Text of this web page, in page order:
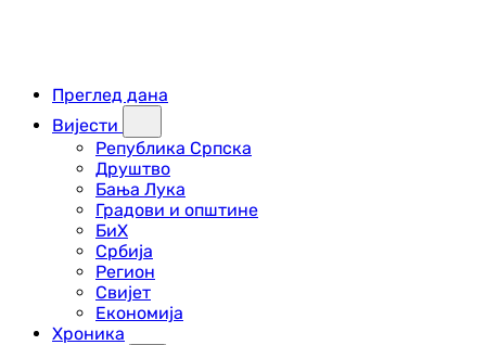
Преглед дана
Вијести
Република Српска
Друштво
Бања Лука
Градови и општине
БиХ
Србија
Регион
Свијет
Економија
Хроника